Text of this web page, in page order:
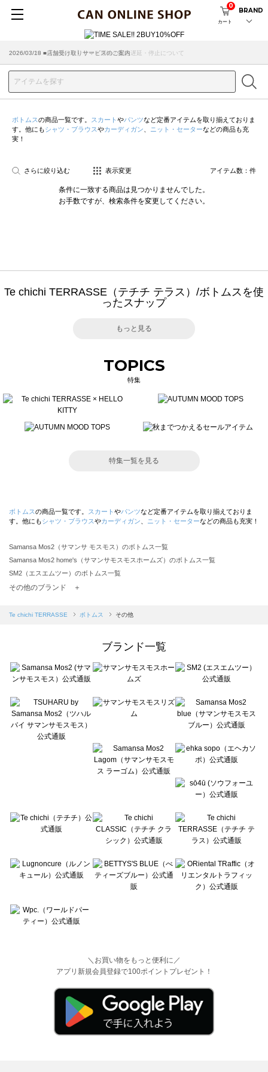
カート
0
BRAND
2026/07/29 ■【お知らせ】ヤマト運輸の配送遅延・停止について
2026/03/18 ■店舗受け取りサービスのご案内
ボトムスの商品一覧です。 スカート やパンツなど定番アイテムを取り揃えておりま
す。他にもシャツ・ブラウスやカーディガン ニット・セーターなどの商品も充
実！
さらに絞り込む 表示変更 アイテム数： 件
条件に一致する商品は見つかりませんでした。
お手数ですが、検索条件を変更してください。
Te chichi TERRASSE（テチチ テラス）/ボトムスを使
ったスナップ
もっと見る
TOPICS
特集
特集一覧を見る
ボトムスの商品一覧です。 スカート やパンツなど定番アイテムを取り揃えておりま
す。他にもシャツ・ブラウスやカーディガン ニット・セーターなどの商品も充実！
Samansa Mos2（サマンサ モスモス）のボトムス一覧
Samansa Mos2 home's（サマンサモスモスホームズ）のボトムス一覧
SM2（エスエムツー）のボトムス一覧
TSUHARU by Samansa Mos2（ツハルバイサマンサモスモス）のボトムス一覧
Samansa Mos2 blue（サマンサモスモス ブルー）のボトムス一覧
sō4ū（ソウフォーユー）のボトムス一覧
Te chichi（テチチ）のボトムス一覧
Te chichi CLASSIC（テチチ クラシック）のボトムス一覧
Lugnoncure（ルノンキュール）のボトムス一覧
BETTY'S BLUE（べティーズブルー）のボトムス一覧
Wpc.（ワールドパーティー）のボトムス一覧
その他のブランド ＋
Te chichi TERRASSE ボトムス その他
ブランド一覧
＼お買い物をもっと便利に／
アプリ新規会員登録で100ポイントプレゼント！